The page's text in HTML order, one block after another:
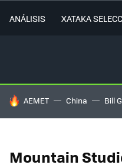
ANÁLISIS XATAKA
HOY SE HABLA DE
AEMET China Bill
Mountain